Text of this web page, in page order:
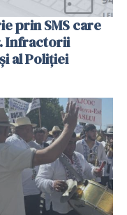
prin SMS care
Infractorii
al Poliției